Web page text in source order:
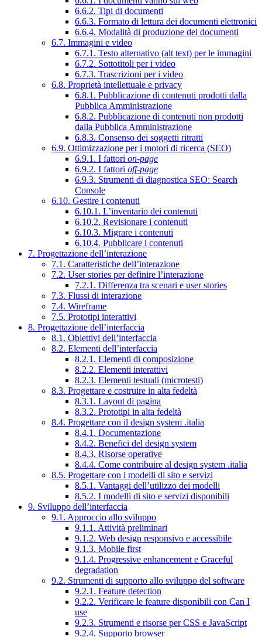
6.6.2. Tipi di documenti
6.6.3. Formato di lettura dei documenti elettronici
6.6.4. Modalità di produzione dei documenti
6.7. Immagini e video
6.7.1. Testo alternativo (alt text) per le immagini
6.7.2. Sottotitoli per i video
6.7.3. Trascrizioni per i video
6.8. Proprietà intellettuale e privacy
6.8.1. Pubblicazione di contenuti prodotti dalla
Pubblica Amministrazione
6.8.2. Pubblicazione di contenuti non prodotti
dalla Pubblica Amministrazione
6.8.3. Consenso dei soggetti ritratti
6.9. Ottimizzazione per i motori di ricerca (SEO)
6.9.1. I fattori on-page
6.9.2. I fattori off-page
6.9.3. Strumenti di diagnostica SEO: Search
Console
6.10. Gestire i contenuti
6.10.1. L’inventario dei contenuti
6.10.2. Revisionare i contenuti
6.10.3. Migrare i contenuti
6.10.4. Pubblicare i contenuti
7. Progettazione dell’interazione
7.1. Caratteristiche dell’interazione
7.2. User stories per definire l’interazione
7.2.1. Differenza tra scenari e user stories
7.3. Flussi di interazione
7.4. Wireframe
7.5. Prototipi interattivi
8. Progettazione dell’interfaccia
8.1. Obiettivi dell’interfaccia
8.2. Elementi dell’interfaccia
8.2.1. Elementi di composizione
8.2.2. Elementi interattivi
8.2.3. Elementi testuali (microtesti)
8.3. Progettare e costruire in alta fedeltà
8.3.1. Layout di pagina
8.3.2. Prototipi in alta fedeltà
8.4. Progettare con il design system .italia
8.4.1. Documentazione
8.4.2. Benefici del design system
8.4.3. Risorse operative
8.4.4. Come contribuire al design system .italia
8.5. Progettare con i modelli di sito e servizi
8.5.1. Vantaggi dell’utilizzo dei modelli
8.5.2. I modelli di sito e servizi disponibili
9. Sviluppo dell’interfaccia
9.1. Approccio allo sviluppo
9.1.1. Attività preliminari
9.1.2. Web design responsivo e accessibile
9.1.3. Mobile first
9.1.4. Progressive enhancement e Graceful
degradation
9.2. Strumenti di supporto allo sviluppo del software
9.2.1. Feature detection
9.2.2. Verificare le feature disponibili con Can I
use
9.2.3. Strumenti e risorse per CSS e JavaScript
9.2.4. Supporto browser